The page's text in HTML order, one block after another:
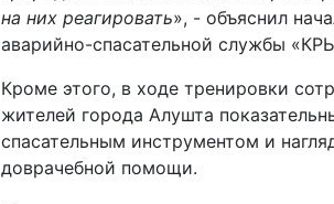
на них реагировать», - объяснил
аварийно-спасательной службы
Кроме этого, в ходе тренировки
жителей города Алушта
спасательным инструментом и
доврачебной помощи.